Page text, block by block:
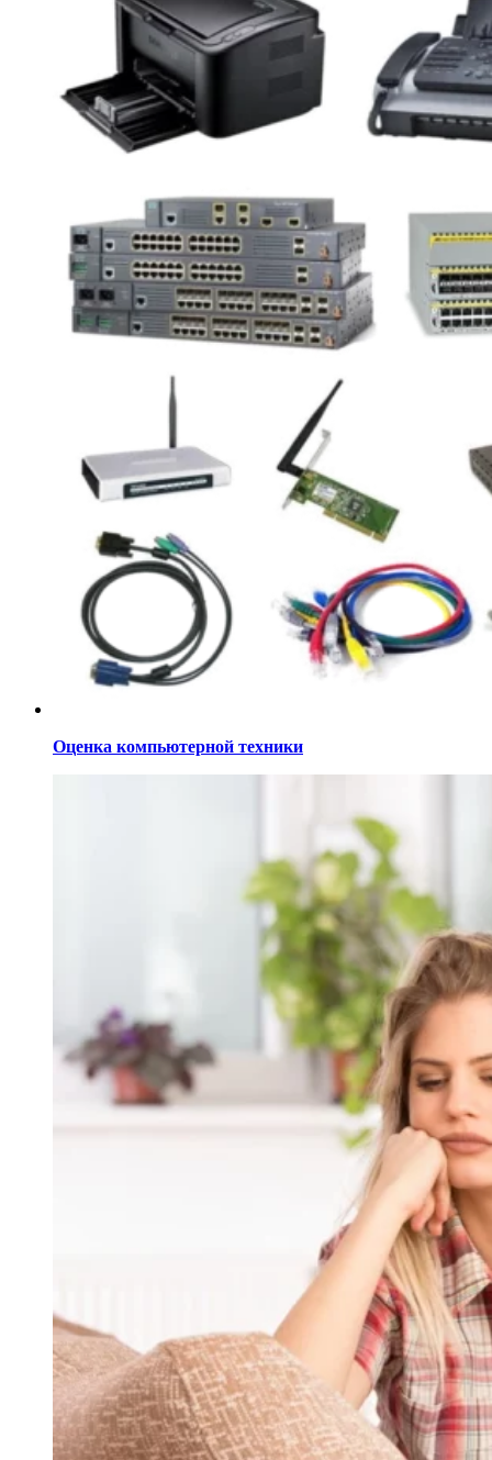
Оценка компьютерной техники